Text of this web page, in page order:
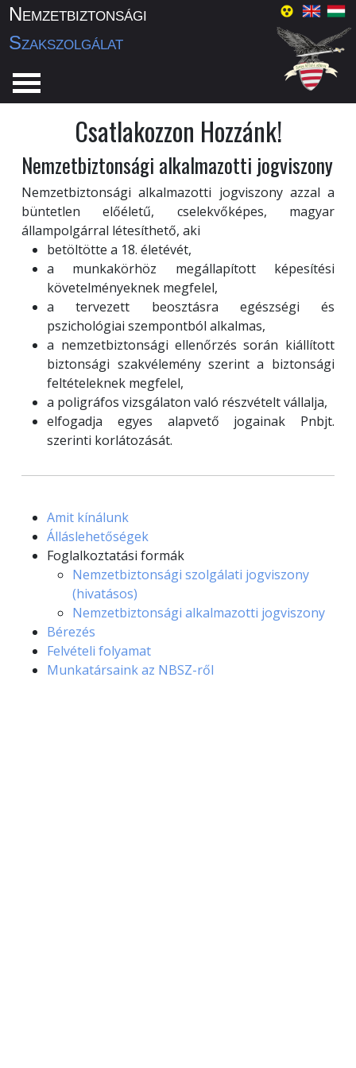
Nemzetbiztonsági
Szakszolgálat
Csatlakozzon Hozzánk!
Nemzetbiztonsági alkalmazotti jogviszony
Nemzetbiztonsági alkalmazotti jogviszony azzal a
büntetlen előéletű, cselekvőképes, magyar
állampolgárral létesíthető, aki
betöltötte a 18. életévét,
a munkakörhöz megállapított képesítési
követelményeknek megfelel,
a tervezett beosztásra egészségi és
pszichológiai szempontból alkalmas,
a nemzetbiztonsági ellenőrzés során kiállított
biztonsági szakvélemény szerint a biztonsági
feltételeknek megfelel,
a poligráfos vizsgálaton való részvételt vállalja,
elfogadja egyes alapvető jogainak Pnbjt.
szerinti korlátozását.
Amit kínálunk
Álláslehetőségek
Foglalkoztatási formák
Nemzetbiztonsági szolgálati jogviszony
(hivatásos)
Nemzetbiztonsági alkalmazotti jogviszony
Bérezés
Felvételi folyamat
Munkatársaink az NBSZ-ről